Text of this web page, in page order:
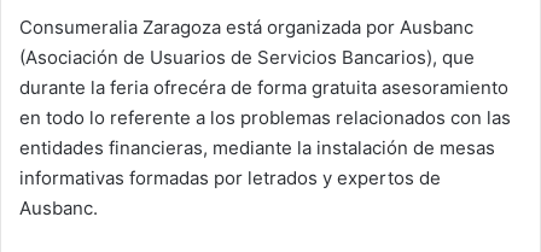
Consumeralia Zaragoza está organizada por Ausbanc
(Asociación de Usuarios de Servicios Bancarios), que
durante la feria ofrecéra de forma gratuita asesoramiento
en todo lo referente a los problemas relacionados con las
entidades financieras, mediante la instalación de mesas
informativas formadas por letrados y expertos de
Ausbanc.